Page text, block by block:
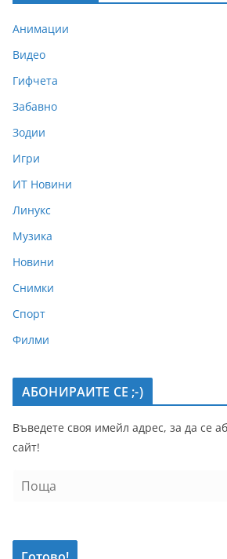
Анимации
Видео
Гифчета
Забавно
Зодии
Игри
ИТ Новини
Линукс
Музика
Новини
Снимки
Спорт
Филми
АБОНИРАИТЕ СЕ ;-)
Въведете своя имейл адрес, за да се
сайт!
а